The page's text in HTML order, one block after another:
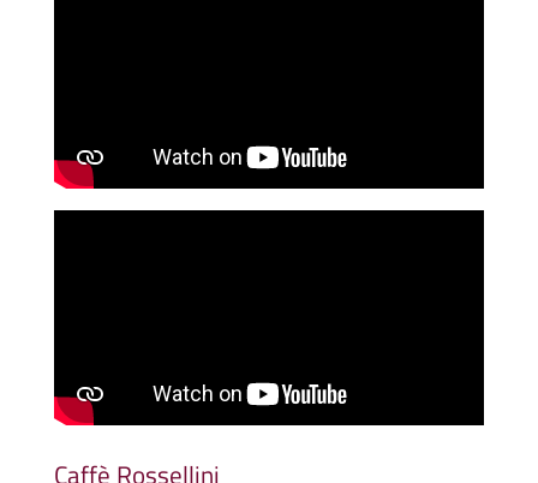
Caffè Rossellini